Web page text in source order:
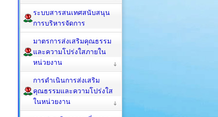
ระบบสารสนเทศสนับสนุน
การบริหารจัดการ
มาตรการส่งเสริมคุณธรรม
และความโปร่งใสภายใน
หน่วยงาน
การดำเนินการส่งเสริม
คุณธรรมและความโปร่งใส
ในหน่วยงาน